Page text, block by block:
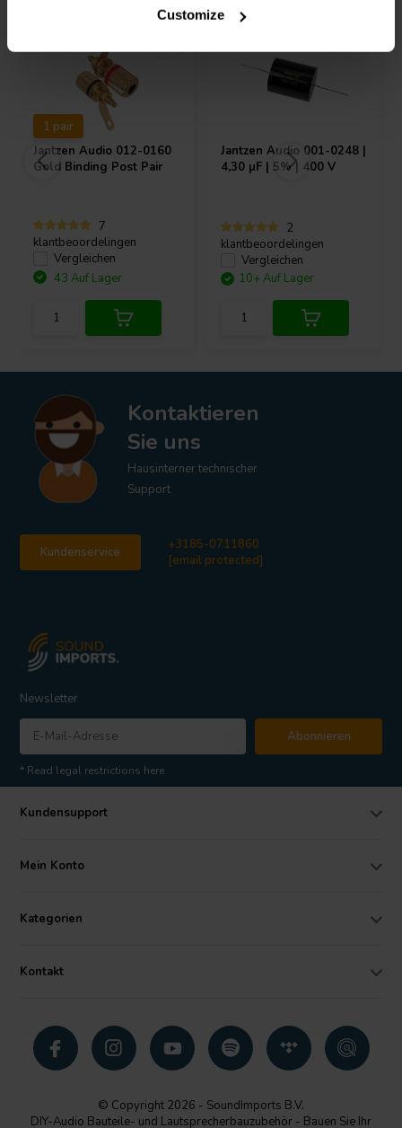
Customize
1 pair
Jantzen Audio 012-0160
Gold Binding Post Pair
7
klantbeoordelingen
Vergleichen
43 Auf Lager
Jantzen Audio 001-0248 |
4,30 µF | 5% | 400 V
2
klantbeoordelingen
Vergleichen
10+ Auf Lager
Kontaktieren
Sie uns
Hausinterner technischer
Support
Kundenservice
+3185-0711860
[email protected]
Newsletter
Abonnieren
* Read legal restrictions here
Kundensupport
Mein Konto
Kategorien
Kontakt
© Copyright 2026 - SoundImports B.V.
DIY-Audio Bauteile- und Lautsprecherbauzubehör - Bauen Sie Ihr